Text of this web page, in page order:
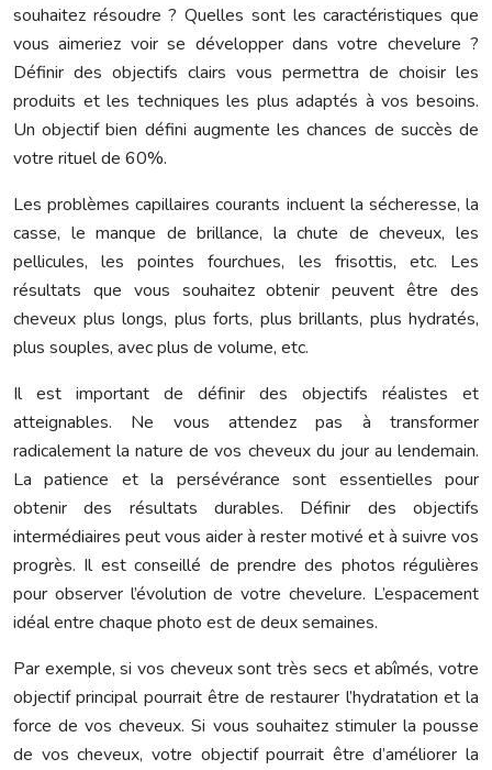
souhaitez résoudre ? Quelles sont les caractéristiques que
vous aimeriez voir se développer dans votre chevelure ?
Définir des objectifs clairs vous permettra de choisir les
produits et les techniques les plus adaptés à vos besoins.
Un objectif bien défini augmente les chances de succès de
votre rituel de 60%.
Les problèmes capillaires courants incluent la sécheresse, la
casse, le manque de brillance, la chute de cheveux, les
pellicules, les pointes fourchues, les frisottis, etc. Les
résultats que vous souhaitez obtenir peuvent être des
cheveux plus longs, plus forts, plus brillants, plus hydratés,
plus souples, avec plus de volume, etc.
Il est important de définir des objectifs réalistes et
atteignables. Ne vous attendez pas à transformer
radicalement la nature de vos cheveux du jour au lendemain.
La patience et la persévérance sont essentielles pour
obtenir des résultats durables. Définir des objectifs
intermédiaires peut vous aider à rester motivé et à suivre vos
progrès. Il est conseillé de prendre des photos régulières
pour observer l’évolution de votre chevelure. L’espacement
idéal entre chaque photo est de deux semaines.
Par exemple, si vos cheveux sont très secs et abîmés, votre
objectif principal pourrait être de restaurer l’hydratation et la
force de vos cheveux. Si vous souhaitez stimuler la pousse
de vos cheveux, votre objectif pourrait être d’améliorer la